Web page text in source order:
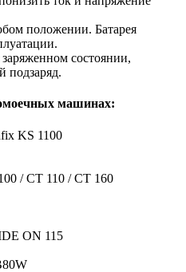
положении. Батарея
состоянии,
подзаряд.
машинах:
KS 1100
/ CT 110 / CT 160
ON 115